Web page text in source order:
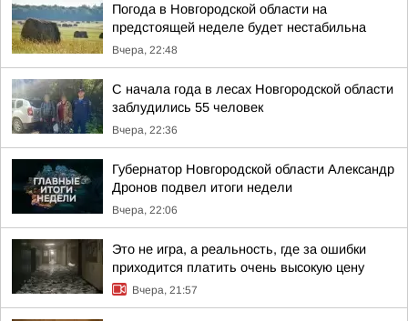
Погода в Новгородской области на
предстоящей неделе будет нестабильна
Вчера, 22:48
С начала года в лесах Новгородской области
заблудились 55 человек
Вчера, 22:36
Губернатор Новгородской области Александр
Дронов подвел итоги недели
Вчера, 22:06
Это не игра, а реальность, где за ошибки
приходится платить очень высокую цену
Вчера, 21:57